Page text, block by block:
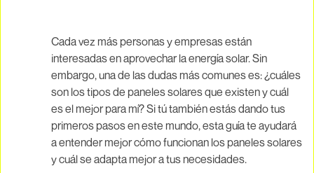
Cada vez más personas y empresas están
interesadas en aprovechar la energía solar. Sin
embargo, una de las dudas más comunes es: ¿cuáles
son los tipos de paneles solares que existen y cuál
es el mejor para mí? Si tú también estás dando tus
primeros pasos en este mundo, esta guía te ayudará
a entender mejor cómo funcionan los paneles solares
y cuál se adapta mejor a tus necesidades.